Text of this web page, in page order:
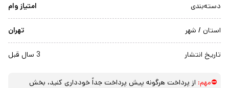
دسته‌بندی امتیاز وام
استان / شهر تهران
تاریخ انتشار 3 سال قبل
⛔مهم: از پرداخت هرگونه پیش پرداخت جداً خودداری کنید، بخش